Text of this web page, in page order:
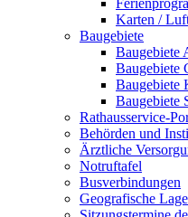
Karten /
Baugebiete
Baugebiete
Baugebiete
Baugebiete
Baugebiete
Rathausservice-
Behörden und
Ärztliche
Notruftafel
Busverbindungen
Geografische Lage